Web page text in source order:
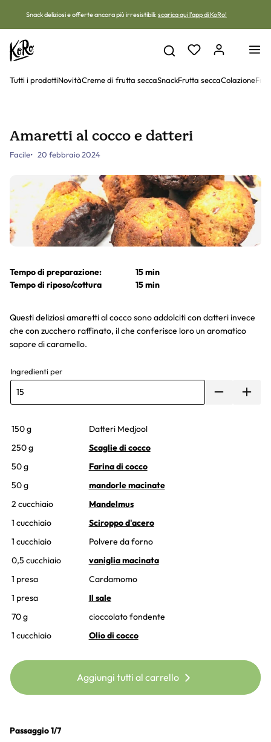
Snack deliziosi e offerte ancora più irresistibili: scarica qui l'app di KoRo!
Tutti i prodottiNovitàCreme di frutta seccaSnackFrutta seccaColazione
Amaretti al cocco e datteri
Facile 20 febbraio 2024
Tempo di preparazione:
15 min
Tempo di riposo/cottura
15 min
Questi deliziosi amaretti al cocco sono addolciti con datteri invece
che con zucchero raffinato, il che conferisce loro un aromatico
sapore di caramello.
Ingredienti per
150 g
Datteri Medjool
250 g
Scaglie di cocco
50 g
Farina di cocco
50 g
mandorle macinate
2 cucchiaio
Mandelmus
1 cucchiaio
Sciroppo d'acero
1 cucchiaio
Polvere da forno
0,5 cucchiaio
vaniglia macinata
1 presa
Cardamomo
1 presa
Il sale
70 g
cioccolato fondente
1 cucchiaio
Olio di cocco
Aggiungi tutti al carrello
Passaggio 1/7